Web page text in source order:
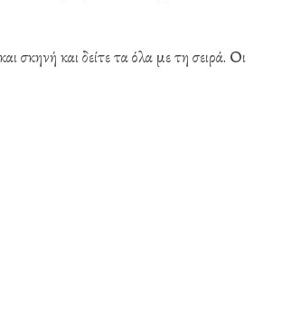
σκηνή και δείτε τα όλα με τη σειρά. Οι